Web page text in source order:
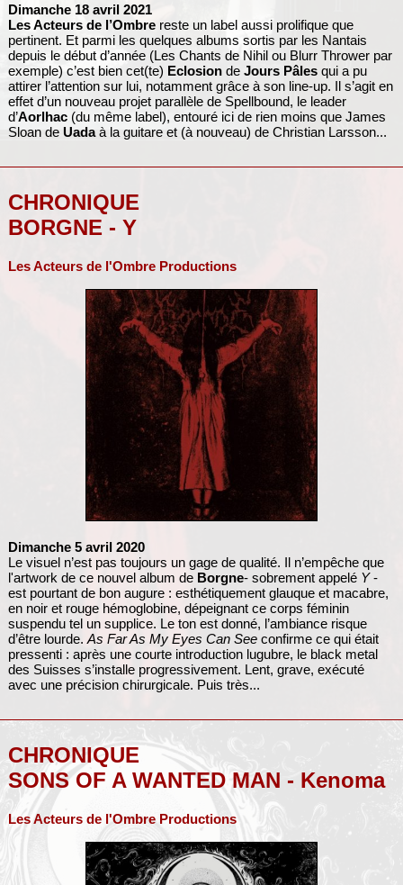
Dimanche 18 avril 2021
Les Acteurs de l’Ombrereste un label aussi prolifique que
pertinent. Et parmi les quelques albums sortis par les Nantais
depuis le début d’année (Les Chants de Nihil ou Blurr Thrower par
exemple) c’est bien cet(te) Eclosionde Jours Pâlesqui a pu
attirer l’attention sur lui, notamment grâce à son line-up. Il s’agit en
effet d’un nouveau projet parallèle de Spellbound, le leader
d’Aorlhac(du même label), entouré ici de rien moins que James
Sloan de Uadaà la guitare et (à nouveau) de Christian Larsson...
CHRONIQUE
BORGNE - Y
Les Acteurs de l'Ombre Productions
Dimanche 5 avril 2020
Le visuel n’est pas toujours un gage de qualité. Il n’empêche que
l'artwork de ce nouvel album de Borgne- sobrement appelé Y-
est pourtant de bon augure : esthétiquement glauque et macabre,
en noir et rouge hémoglobine, dépeignant ce corps féminin
suspendu tel un supplice. Le ton est donné, l’ambiance risque
d’être lourde. As Far As My Eyes Can Seeconfirme ce qui était
pressenti : après une courte introduction lugubre, le black metal
des Suisses s’installe progressivement. Lent, grave, exécuté
avec une précision chirurgicale. Puis très...
CHRONIQUE
SONS OF A WANTED MAN - Kenoma
Les Acteurs de l'Ombre Productions